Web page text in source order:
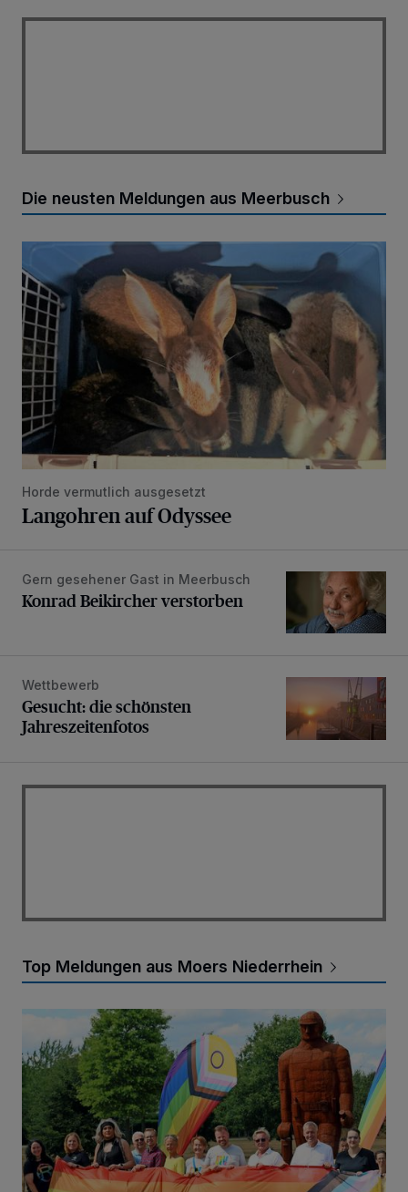
Die neusten Meldungen aus Meerbusch
Langohren auf Odyssee
Horde vermutlich ausgesetzt
Langohren auf Odyssee
Konrad Beikircher verstorben
Gern gesehener Gast in Meerbusch
Konrad Beikircher verstorben
Gesucht: die schönsten Jahreszeitenfotos
Wettbewerb
Gesucht: die schönsten
Jahreszeitenfotos
Top Meldungen aus Moers Niederrhein
CSD - jetzt erst recht!